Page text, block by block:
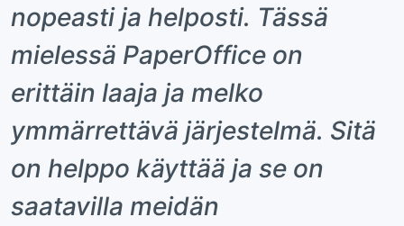
nopeasti ja helposti. Tässä
mielessä PaperOffice on
erittäin laaja ja melko
ymmärrettävä järjestelmä. Sitä
on helppo käyttää ja se on
saatavilla meidän